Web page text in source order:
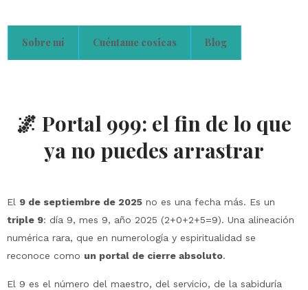
Sobre mí Cuéntame cosicas Blog
🌌 Portal 999: el fin de lo que
ya no puedes arrastrar
El 9 de septiembre de 2025 no es una fecha más. Es un
triple 9: día 9, mes 9, año 2025 (2+0+2+5=9). Una alineación
numérica rara, que en numerología y espiritualidad se
reconoce como un portal de cierre absoluto.
El 9 es el número del maestro, del servicio, de la sabiduría